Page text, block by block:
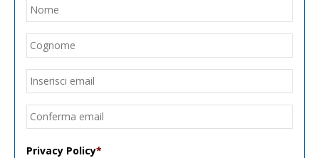
Nome
Email
Privacy Policy*